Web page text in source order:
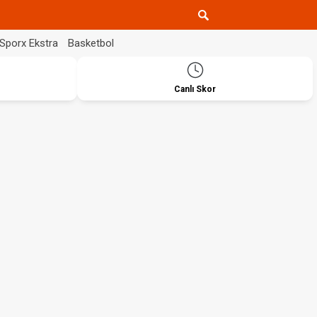
Sporx Ekstra Basketbol
Canlı Skor